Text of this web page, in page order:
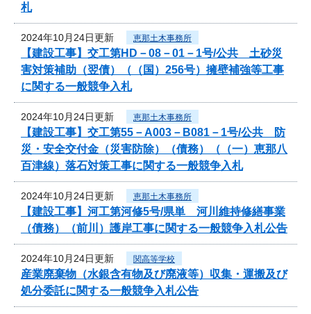
札
2024年10月24日更新 恵那土木事務所
【建設工事】交工第HD－08－01－1号/公共 土砂災
害対策補助（翌債）（（国）256号）擁壁補強等工事
に関する一般競争入札
2024年10月24日更新 恵那土木事務所
【建設工事】交工第55－A003－B081－1号/公共 防
災・安全交付金（災害防除）（債務）（（一）恵那八
百津線）落石対策工事に関する一般競争入札
2024年10月24日更新 恵那土木事務所
【建設工事】河工第河修5号/県単 河川維持修繕事業
（債務）（前川）護岸工事に関する一般競争入札公告
2024年10月24日更新 関高等学校
産業廃棄物（水銀含有物及び廃液等）収集・運搬及び
処分委託に関する一般競争入札公告